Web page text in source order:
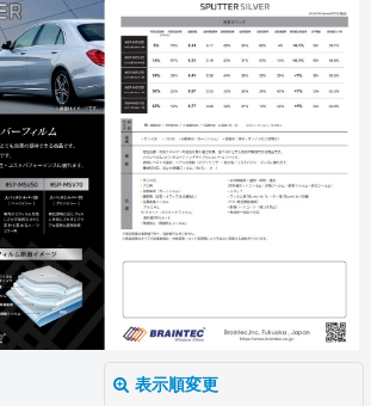
表示順変更